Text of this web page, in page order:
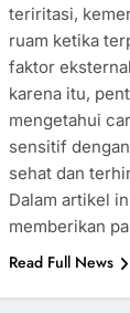
teriritasi,
ruam ketika
faktor
karena itu,
mengetahui
sensitif
sehat dan
Dalam artikel
memberikan
Read Full News